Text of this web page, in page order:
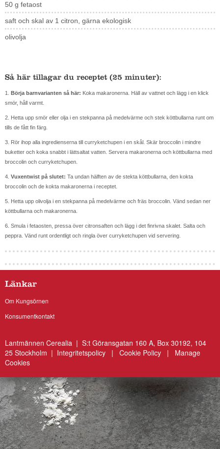
50 g fetaost
saft och skal av 1 citron, gärna ekologisk
olivolja
Så här tillagar du receptet (25 minuter):
1. Börja barnvarianten så här: Koka makaronerna. Häll av vattnet och lägg i en klick
smör, håll varmt.
2. Hetta upp smör eller olja i en stekpanna på medelvärme och stek köttbullarna runt om
tills de fått fin färg.
3. Rör ihop alla ingredienserna till curryketchupen i en skål. Skär broccolin i mindre
buketter och koka snabbt i lättsaltat vatten. Servera makaronerna och köttbullarna med
broccolin och curryketchupen.
4. Vuxentwist på slutet: Ta undan hälften av de stekta köttbullarna, den kokta
broccolin och de kokta makaronerna i receptet.
5. Hetta upp olivolja i en stekpanna på medelvärme och fräs broccolin. Vänd sedan ner
köttbullarna och makaronerna.
6. Smula i fetaosten, pressa över citronsaften och lägg i det finrivna skalet. Salta och
peppra. Vänd runt ordentligt och ringla över curryketchupen vid servering.
Länkar
Om Kungsörnen
Konsumentkontakt
Lantmännen Cerealia | S:t Göransgatan 160 A, Box 30192, 104
25 Stockholm | Integritetspolicy | Cookie Policy | Manage
Cookies